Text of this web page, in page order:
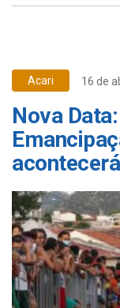
Acari 16 de
Nova